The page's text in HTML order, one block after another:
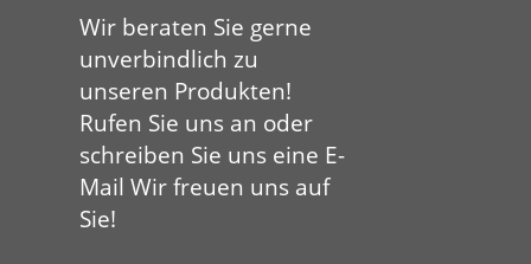
Wir beraten Sie gerne
unverbindlich zu
unseren Produkten!
Rufen Sie uns an oder
schreiben Sie uns eine E-
Mail Wir freuen uns auf
Sie!